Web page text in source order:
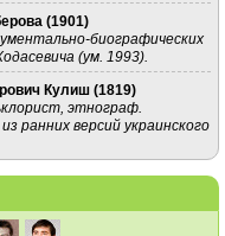
(1901)
биографических
(ум. 1993).
Кулиш (1819)
этнограф.
ранних версий украинского